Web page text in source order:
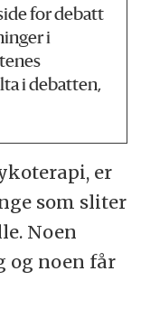
for debatt
i
i debatten,
er
som sliter
Noen
og noen får